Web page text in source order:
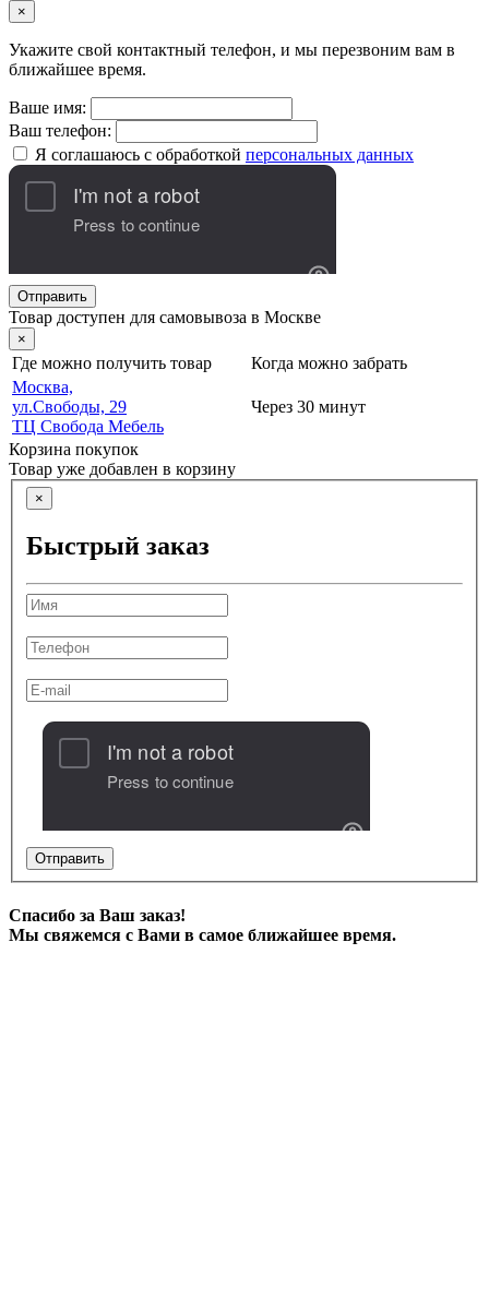
×
Укажите свой контактный телефон, и мы перезвоним вам в
ближайшее время.
Ваше имя:
Ваш телефон:
Я соглашаюсь с обработкой персональных данных
Отправить
Товар доступен для самовывоза в Москве
×
Где можно получить товар
Когда можно забрать
Москва,
ул.Свободы, 29
ТЦ Свобода Мебель
Через 30 минут
Корзина покупок
Товар уже добавлен в корзину
×
Быстрый заказ
Отправить
Спасибо за Ваш заказ!
Мы свяжемся с Вами в самое ближайшее время.